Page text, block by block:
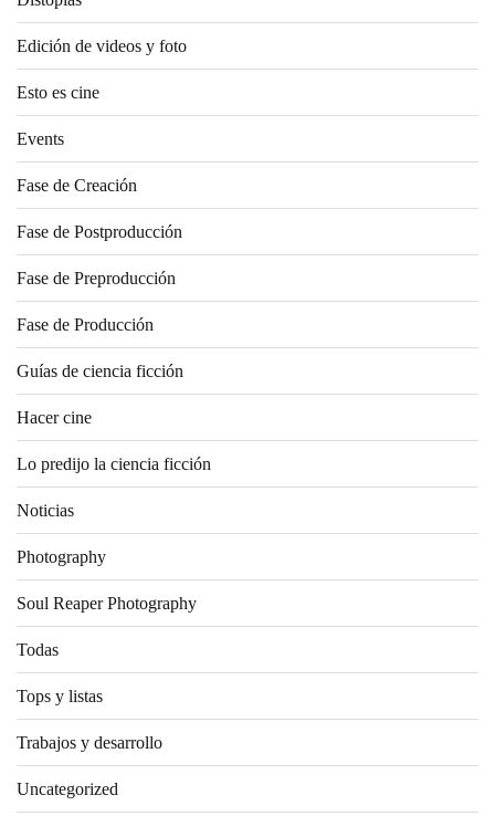
Edición de videos y foto
Esto es cine
Events
Fase de Creación
Fase de Postproducción
Fase de Preproducción
Fase de Producción
Guías de ciencia ficción
Hacer cine
Lo predijo la ciencia ficción
Noticias
Photography
Soul Reaper Photography
Todas
Tops y listas
Trabajos y desarrollo
Uncategorized